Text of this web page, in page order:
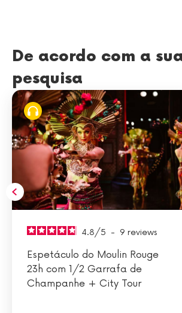
De acordo com a
pesquisa
4.8/5 - 9 reviews
Espetáculo do Moulin Rouge
23h com 1/2 Garrafa de
Champanhe + City Tour